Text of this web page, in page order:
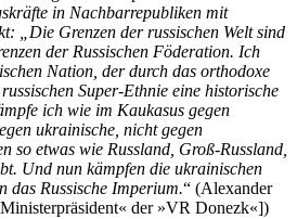
in Nachbarrepubliken mit
„Die Grenzen der russischen Welt sind
der Russischen Föderation. Ich
Nation, der durch das orthodoxe
Super-Ethnie eine historische
ich wie im Kaukasus gegen
ukrainische, nicht gegen
so etwas wie Russland, Groß-Russland,
Und nun kämpfen die ukrainischen
das Russische Imperium.“ (Alexander
der »VR Donezk«])